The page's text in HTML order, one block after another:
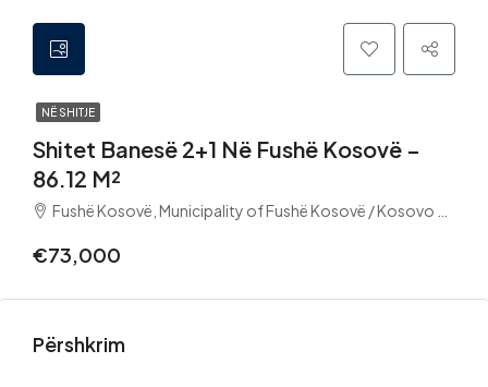
NË SHITJE
Shitet Banesë 2+1 Në Fushë Kosovë –
86.12 M²
Fushë Kosovë, Municipality of Fushë Kosovë / Kosovo Polje, District of Prishtina, Kosovo
€73,000
Përshkrim